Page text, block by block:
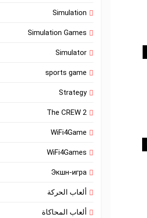
Simulation
Simulation Games
Simulator
sports game
Strategy
The CREW 2
WiFi4Game
WiFi4Games
Экшн-игра
ألعاب الحركة
ألعاب المحاكاة